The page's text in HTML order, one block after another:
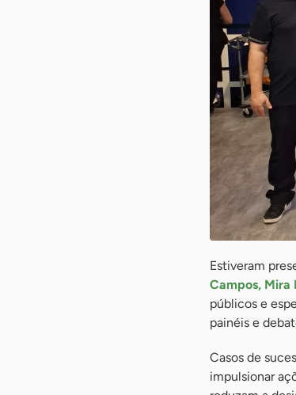
Estiveram
Campos, Mira
públicos e
painéis e
Casos de
impulsionar